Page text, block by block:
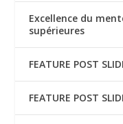
Excellence du
supérieures
FEATURE POST
FEATURE POST